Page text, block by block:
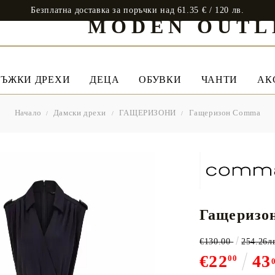
Безплатна доставка за поръчки над 61.35 € / 120 лв.
MODEN
ДРЕХИ ДЕЦА ОБУВКИ ЧАНТИ
Начало Дамски дрехи ГАЩЕРИЗОНИ Гащеризон Comma
€2200 43
€130.00